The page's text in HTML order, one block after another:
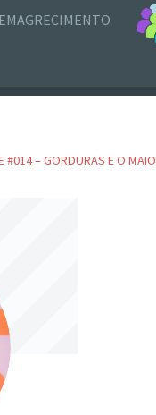
#014 – GORDURAS E O